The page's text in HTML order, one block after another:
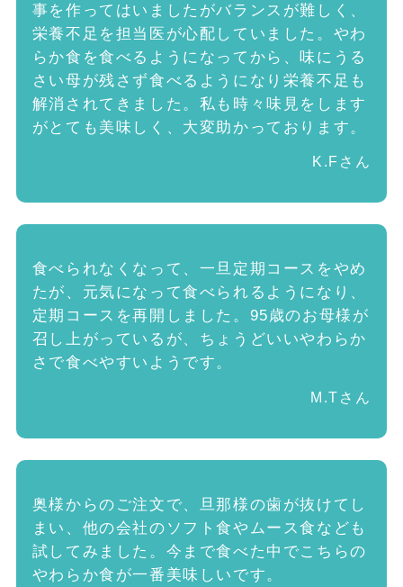
事を作ってはいましたがバランスが難しく、
栄養不足を担当医が心配していました。やわ
らか食を食べるようになってから、味にうる
さい母が残さず食べるようになり栄養不足も
解消されてきました。私も時々味見をします
がとても美味しく、大変助かっております。
K.Fさん
食べられなくなって、一旦定期コースをやめ
たが、元気になって食べられるようになり、
定期コースを再開しました。95歳のお母様が
召し上がっているが、ちょうどいいやわらか
さで食べやすいようです。
M.Tさん
奥様からのご注文で、旦那様の歯が抜けてし
まい、他の会社のソフト食やムース食なども
試してみました。今まで食べた中でこちらの
やわらか食が一番美味しいです。